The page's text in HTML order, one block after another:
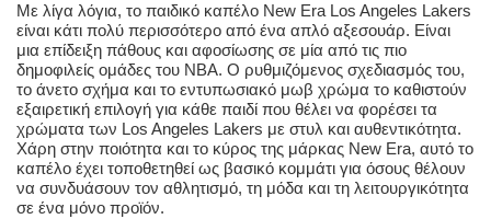
Με λίγα λόγια, το παιδικό καπέλο New Era Los Angeles Lakers
είναι κάτι πολύ περισσότερο από ένα απλό αξεσουάρ. Είναι
μια επίδειξη πάθους και αφοσίωσης σε μία από τις πιο
δημοφιλείς ομάδες του NBA. Ο ρυθμιζόμενος σχεδιασμός του,
το άνετο σχήμα και το εντυπωσιακό μωβ χρώμα το καθιστούν
εξαιρετική επιλογή για κάθε παιδί που θέλει να φορέσει τα
χρώματα των Los Angeles Lakers με στυλ και αυθεντικότητα.
Χάρη στην ποιότητα και το κύρος της μάρκας New Era, αυτό το
καπέλο έχει τοποθετηθεί ως βασικό κομμάτι για όσους θέλουν
να συνδυάσουν τον αθλητισμό, τη μόδα και τη λειτουργικότητα
σε ένα μόνο προϊόν.